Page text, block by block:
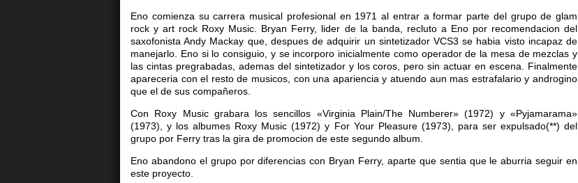
Eno comienza su carrera musical profesional en 1971 al entrar a formar parte del grupo de glam
rock y art rock Roxy Music. Bryan Ferry, lider de la banda, recluto a Eno por recomendacion del
saxofonista Andy Mackay que, despues de adquirir un sintetizador VCS3 se habia visto incapaz de
manejarlo. Eno si lo consiguio, y se incorporo inicialmente como operador de la mesa de mezclas y
las cintas pregrabadas, ademas del sintetizador y los coros, pero sin actuar en escena. Finalmente
apareceria con el resto de musicos, con una apariencia y atuendo aun mas estrafalario y androgino
que el de sus compañeros.
Con Roxy Music grabara los sencillos «Virginia Plain/The Numberer» (1972) y «Pyjamarama»
(1973), y los albumes Roxy Music (1972) y For Your Pleasure (1973), para ser expulsado(**) del
grupo por Ferry tras la gira de promocion de este segundo album.
Eno abandono el grupo por diferencias con Bryan Ferry, aparte que sentia que le aburria seguir en
este proyecto.